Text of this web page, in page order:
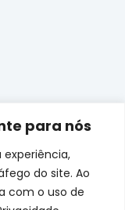
para nós
experiência,
do site. Ao
com o uso de